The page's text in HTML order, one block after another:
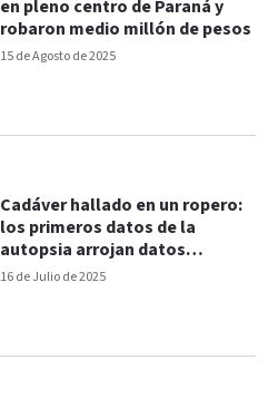
15 de Agosto de 2025
en pleno centro de Paraná y
robaron medio millón de pesos
16 de Julio de 2025
Cadáver hallado en un ropero:
los primeros datos de la
autopsia arrojan datos
macabros